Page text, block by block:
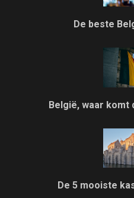
De beste
België, waar komt
De 5 mooiste